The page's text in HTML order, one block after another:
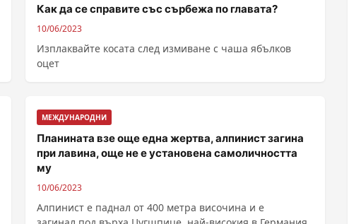
Как да се справите със сърбежа по главата?
10/06/2023
Изплаквайте косата след измиване с чаша ябълков
оцет
МЕЖДУНАРОДНИ
Планината взе още една жертва, алпинист загина
при лавина, още не е установена самоличността
му
10/06/2023
Алпинист е паднал от 400 метра височина и е